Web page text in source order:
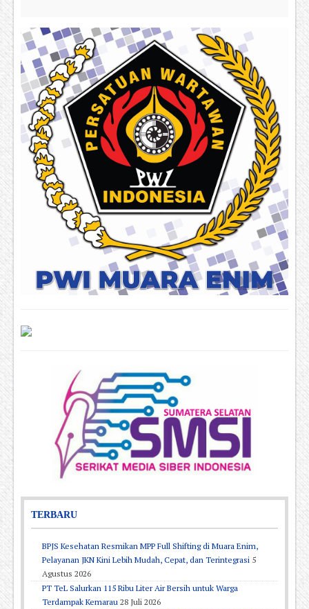
TERBARU
BPJS Kesehatan Resmikan MPP Full Shifting di Muara Enim,
Pelayanan JKN Kini Lebih Mudah, Cepat, dan Terintegrasi 5
Agustus 2026
PT TeL Salurkan 115 Ribu Liter Air Bersih untuk Warga
Terdampak Kemarau 28 Juli 2026